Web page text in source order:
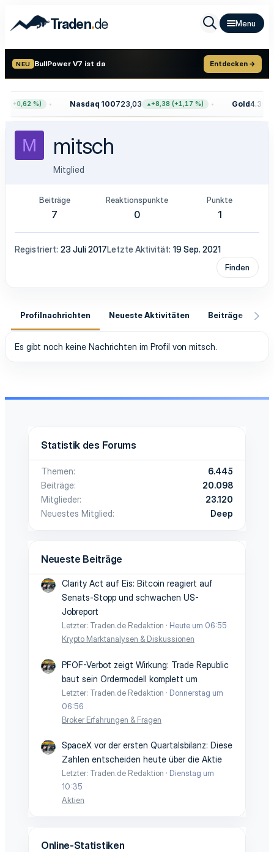
Traden.de
NEU BullPower V7 ist da Entdecken →
(+0,62 %) Nasdaq 100723,03 +8,38 (+1,17 %) Gold
M mitsch
Mitglied
Beiträge
7
Reaktionspunkte
0
Punkte
1
Registriert 23 Juli 2017Letzte Aktivität 19 Sep. 2021
Finden
Profilnachrichten Neueste Aktivitäten Beiträge
Es gibt noch keine Nachrichten im Profil von mitsch.
Statistik des Forums
Themen
6.445
Beiträge
20.098
Mitglieder
23.120
Neuestes Mitglied
Deep
Neueste Beiträge
Clarity Act auf Eis: Bitcoin reagiert auf
Senats-Stopp und schwachen US-
Jobreport
Letzter: Traden.de Redaktion
Heute um 06:55
Krypto Marktanalysen & Diskussionen
PFOF-Verbot zeigt Wirkung: Trade Republic
baut sein Ordermodell komplett um
Letzter: Traden.de Redaktion
Donnerstag um
06:56
Broker Erfahrungen & Fragen
SpaceX vor der ersten Quartalsbilanz: Diese
Zahlen entscheiden heute über die Aktie
Letzter: Traden.de Redaktion
Dienstag um
10:35
Aktien
Online-Statistiken